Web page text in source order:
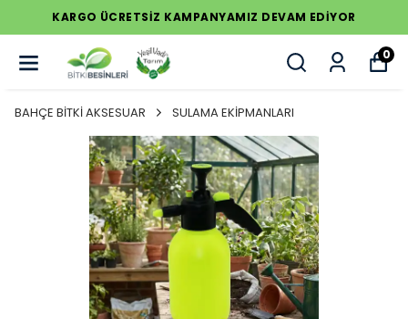
KARGO ÜCRETSİZ KAMPANYAMIZ DEVAM EDİYOR
0
BAHÇE BİTKİ AKSESUAR SULAMA EKİPMANLARI